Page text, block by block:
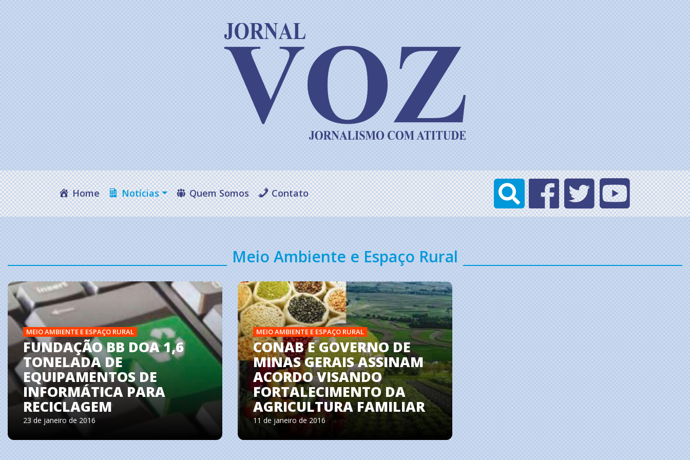
Home Notícias Quem Somos Contato
Meio Ambiente e Espaço Rural
MEIO AMBIENTE E ESPAÇO RURAL
FUNDAÇÃO BB DOA 1,6
TONELADA DE
EQUIPAMENTOS DE
INFORMÁTICA PARA
RECICLAGEM
23 de janeiro de 2016
MEIO AMBIENTE E ESPAÇO RURAL
CONAB E GOVERNO DE
MINAS GERAIS ASSINAM
ACORDO VISANDO
FORTALECIMENTO DA
AGRICULTURA FAMILIAR
11 de janeiro de 2016